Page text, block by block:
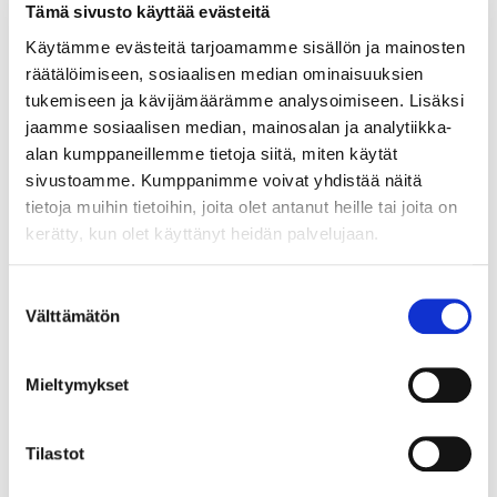
Tämä sivusto käyttää evästeitä
Käytämme evästeitä tarjoamamme sisällön ja mainosten
räätälöimiseen, sosiaalisen median ominaisuuksien
tukemiseen ja kävijämäärämme analysoimiseen. Lisäksi
jaamme sosiaalisen median, mainosalan ja analytiikka-
alan kumppaneillemme tietoja siitä, miten käytät
sivustoamme. Kumppanimme voivat yhdistää näitä
tietoja muihin tietoihin, joita olet antanut heille tai joita on
kerätty, kun olet käyttänyt heidän palvelujaan.
valinta
Välttämätön
Mieltymykset
Tilastot
LUE LISÄÄ »
90292155
NP Tavinea Sorto veitsiteline tumma saarni
Grass Nova Pro -laatikkoon mitoitetu Tavinea Sorto
veitsiteline. Yhdistä muihin Tavinea Sorto -tuotteisiin tai
käytä yksistään. Mitoitus 500mm syvään laatikkoon. Väri
NP Tavinea Sorto mausteteline tumma saarni
mausteteline. Yhdistä muihin Tavinea Sorto -tuotteisiin tai
käytä yksistään. Mitoitus 500mm syvään laatikkoon. Väri